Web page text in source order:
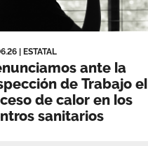
ESTATAL
ante la
de Trabajo el
de calor en los
sanitarios